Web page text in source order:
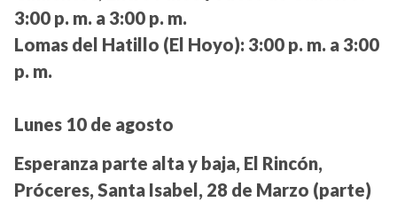
3:00 p. m. a 3:00 p. m.
Lomas del Hatillo (El Hoyo): 3:00 p. m. a 3:00
p. m.
Lunes 10 de agosto
Esperanza parte alta y baja, El Rincón,
Próceres, Santa Isabel, 28 de Marzo (parte)